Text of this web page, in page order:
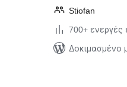
Stiofan
700+ ενεργές
Δοκιμασμένο